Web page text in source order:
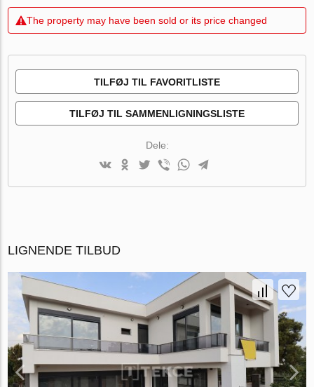
The property may have been sold or its price changed
TILFØJ TIL FAVORITLISTE
TILFØJ TIL SAMMENLIGNINGSLISTE
Dele:
LIGNENDE TILBUD